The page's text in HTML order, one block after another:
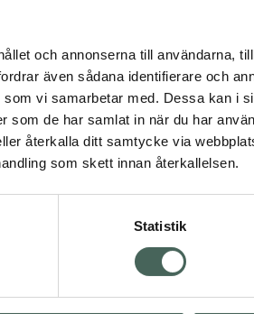
och annonserna till användarna,
även sådana identifierare och
vi samarbetar med. Dessa kan i
som de har samlat in när du har
återkalla ditt samtycke via
som skett innan återkallelsen.
Statistik
Aktuella erbjudanden
Vanliga frågor
Om